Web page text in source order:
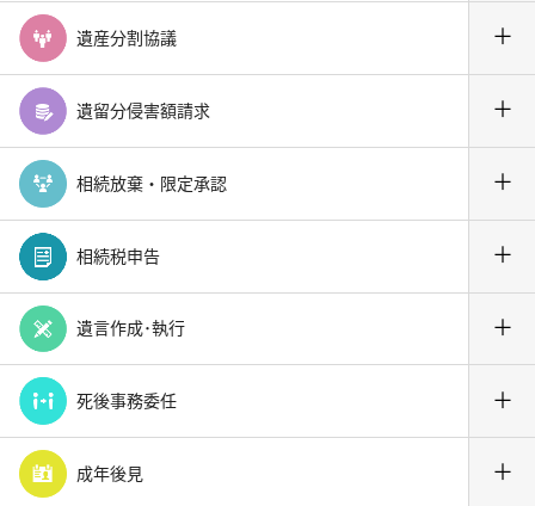
遺産分割協議 ＋
遺留分侵害額請求 ＋
相続放棄・限定承認 ＋
相続税申告 ＋
遺言作成･執行 ＋
死後事務委任 ＋
成年後見 ＋